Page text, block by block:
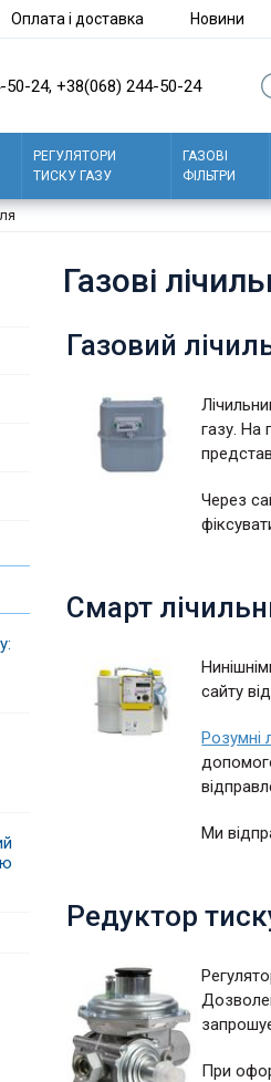
Оплата і доставка Новини
50-24, +38(068) 244-50-24
РЕГУЛЯТОРИ
ТИСКУ ГАЗУ
ГАЗОВІ
ФІЛЬТРИ
Газові
Газовий
газу. На
Через
Смарт
сайту
Розумні
Ми
Редуктор
При